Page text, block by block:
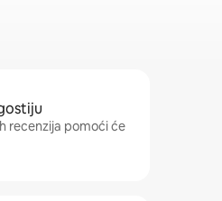
recenzija pomoći će